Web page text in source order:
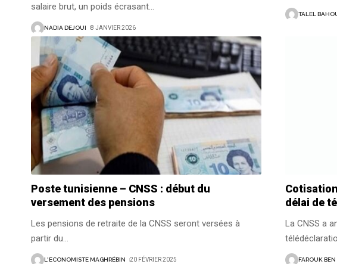
salaire brut, un poids écrasant…
NADIA DEJOUI 8 JANVIER 2026
TALEL
Poste tunisienne – CNSS : début du
versement des pensions
Les pensions de retraite de la CNSS seront versées à
partir du…
L'ECONOMISTE MAGHRÉBIN 20 FÉVRIER 2025
délai de
La CNSS a
FAROUK